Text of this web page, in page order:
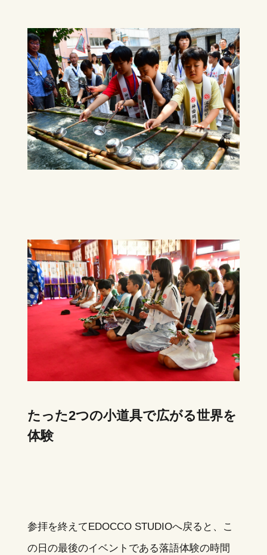
たった2つの小道具で広がる世界を
体験
参拝を終えてEDOCCO STUDIOへ戻ると、こ
の日の最後のイベントである落語体験の時間